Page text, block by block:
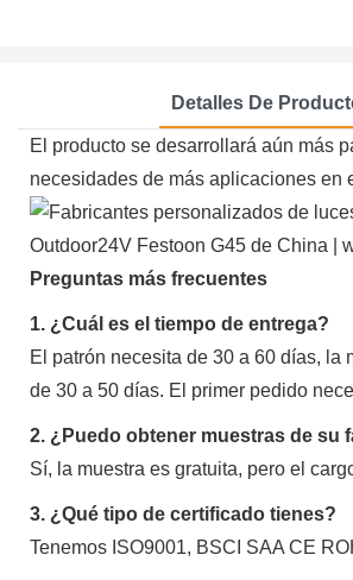
Detalles De
El producto se desarrollará aún más
necesidades de más aplicaciones en
Preguntas más frecuentes
1. ¿Cuál es el tiempo de entrega?
El patrón necesita de 30 a 60 días, la
de 30 a 50 días. El primer pedido
2. ¿Puedo obtener muestras de su
Sí, la muestra es gratuita, pero el
3. ¿Qué tipo de certificado tienes?
Tenemos ISO9001, BSCI SAA CE